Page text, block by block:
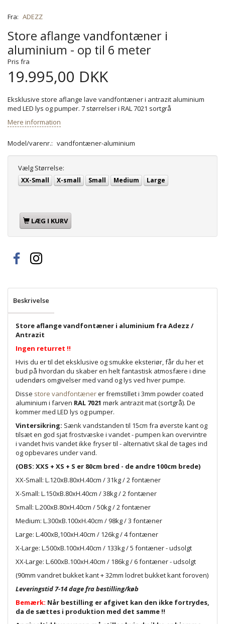
Fra: ADEZZ
Store aflange vandfontæner i
aluminium - op til 6 meter
Pris fra
19.995,00 DKK
Eksklusive store aflange lave vandfontæner i antrazit aluminium
med LED lys og pumper. 7 størrelser i RAL 7021 sortgrå
Mere information
Model/varenr.: vandfontæner-aluminium
Vælg Størrelse:
XX-Small X-small Small Medium Large
LÆG I KURV
Beskrivelse
Store aflange vandfontæner i aluminium fra Adezz /
Antrazit
Ingen returret !!
Hvis du er til det eksklusive og smukke eksteriør, får du her et
bud på hvordan du skaber en helt fantastisk atmosfære i dine
udendørs omgivelser med vand og lys ved hver pumpe.
Disse store vandfontænerer fremstillet i 3mm powder coated
aluminium i farven RAL 7021 mørk antrazit mat (sortgrå). De
kommer med LED lys og pumper.
Vintersikring: Sænk vandstanden til 15cm fra øverste kant og
tilsæt en god sjat frostvæske i vandet - pumpen kan overvintre
i vandet hvis vandet ikke fryser til - alternativt skal de tages ind
og opbevares under vand.
(OBS: XXS + XS + S er 80cm bred - de andre 100cm brede)
XX-Small: L.120xB.80xH.40cm / 31kg / 2 fontæner
X-Small: L.150xB.80xH.40cm / 38kg / 2 fontæner
Small: L.200xB.80xH.40cm / 50kg / 2 fontæner
Medium: L.300xB.100xH.40cm / 98kg / 3 fontæner
Large: L.400xB,100xH.40cm / 126kg / 4 fontæner
X-Large: L.500xB.100xH.40cm / 133kg / 5 fontæner - udsolgt
XX-Large: L.600xB.100xH.40cm / 186kg / 6 fontæner - udsolgt
(90mm vandret bukket kant + 32mm lodret bukket kant foroven)
Leveringstid 7-14 dage fra bestilling/køb
Bemærk: Når bestilling er afgivet kan den ikke fortrydes,
da de sættes i produktion med det samme !!